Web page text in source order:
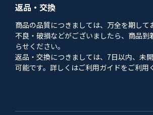
返品・交換
商品の品質につきましては、万全を期して
不良・破損などがございましたら、商品到
らせください。
返品・交換につきましては、7日以内、未
可能です。詳しくはご利用ガイドをご利用